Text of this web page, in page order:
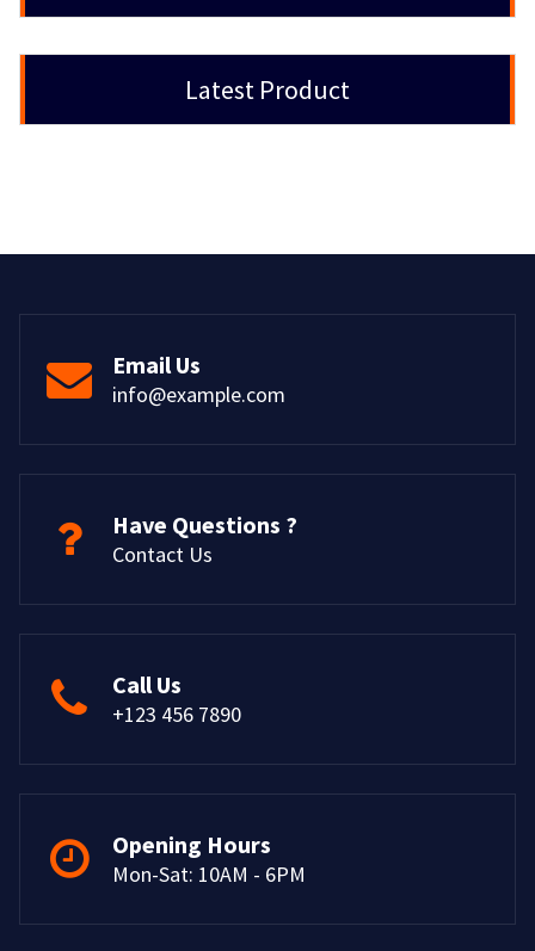
Latest Product
Email Us
info@example.com
Have Questions ?
Contact Us
Call Us
+123 456 7890
Opening Hours
Mon-Sat: 10AM - 6PM